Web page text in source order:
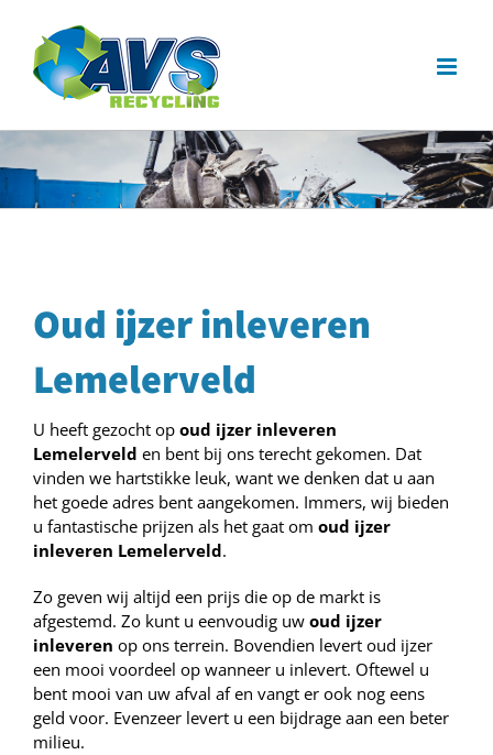
inhoud
Oud ijzer inleveren
Lemelerveld
U heeft gezocht op oud ijzer inleveren
Lemelerveld en bent bij ons terecht gekomen. Dat
vinden we hartstikke leuk, want we denken dat u aan
het goede adres bent aangekomen. Immers, wij bieden
u fantastische prijzen als het gaat om oud ijzer
inleveren Lemelerveld.
Zo geven wij altijd een prijs die op de markt is
afgestemd. Zo kunt u eenvoudig uw oud ijzer
inleveren op ons terrein. Bovendien levert oud ijzer
een mooi voordeel op wanneer u inlevert. Oftewel u
bent mooi van uw afval af en vangt er ook nog eens
geld voor. Evenzeer levert u een bijdrage aan een beter
milieu.